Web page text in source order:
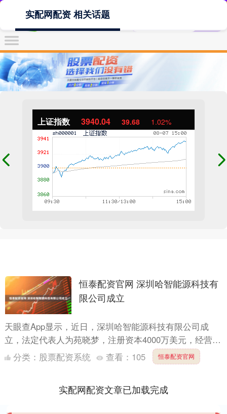
上证指数 3940.04 39.68 1.02%
实配网配资 相关话题
恒泰配资官网 深圳哈智能源科技有
限公司成立
天眼查App显示，近日，深圳哈智能源科技有限公司成
立，法定代表人为苑晓梦，注册资本4000万美元，经营范
围包括储能技术服务、信息系统集成服务、计算机系统服
分类： 股票配资系统 查看： 105 恒泰配资官网
实配网配资文章已加载完成